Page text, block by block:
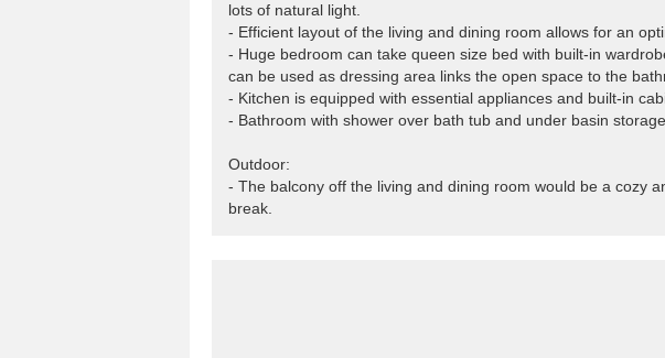
lots of natural light.
- Efficient layout of the living and dining room allows for an
- Huge bedroom can take queen size bed with built-in
can be used as dressing area links the open space to the
- Kitchen is equipped with essential appliances and built-in
- Bathroom with shower over bath tub and under basin storage.
Outdoor:
- The balcony off the living and dining room would be a cozy
break.